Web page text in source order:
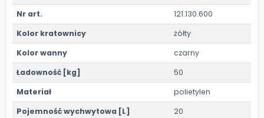
Nr art.
121.130.600
Kolor kratownicy
żółty
Kolor wanny
czarny
Ładowność [kg]
50
Materiał
polietylen
Pojemność wychwytowa [L]
20